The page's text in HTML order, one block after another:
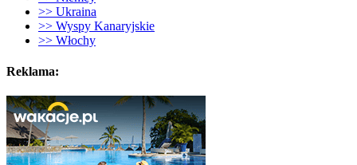
>> Ukraina
>> Wyspy Kanaryjskie
>> Włochy
Reklama: